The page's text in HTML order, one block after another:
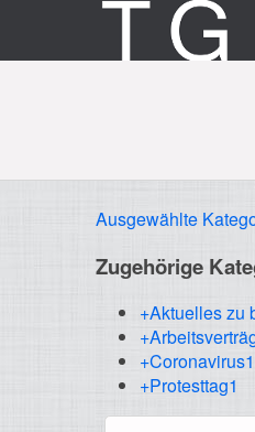
Ausgewählte
Zugehörige
+Aktuelles zu
+Coronavirus
+Protesttag1